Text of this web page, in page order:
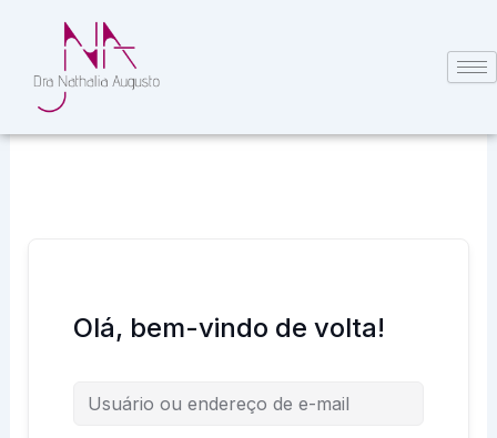
conteúdo
Olá, bem-vindo de volta!